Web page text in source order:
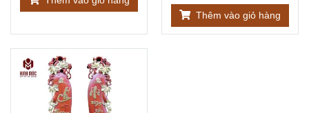
Thêm vào giỏ hàng